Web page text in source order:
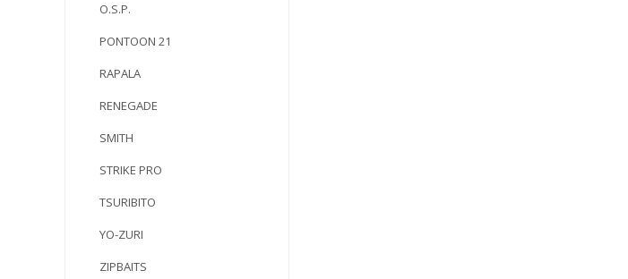
O.S.P.
PONTOON 21
RAPALA
RENEGADE
SMITH
STRIKE PRO
TSURIBITO
YO-ZURI
ZIPBAITS